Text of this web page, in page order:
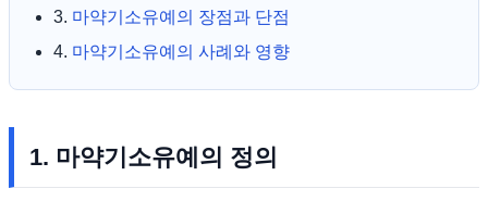
3. 마약기소유예의 장점과 단점
4. 마약기소유예의 사례와 영향
1. 마약기소유예의 정의